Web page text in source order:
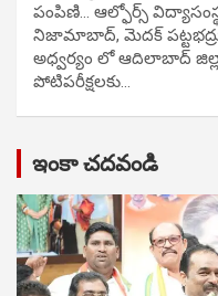
పంపిణి… ఆల్ఫోర్స్
నిజామాబాద్, మెదక్
అధ్వర్యం లో ఆదిలాబాద్ జిల్లా
పోటిప‌రీక్ష‌ల‌కు…
ఇంకా చదవండి